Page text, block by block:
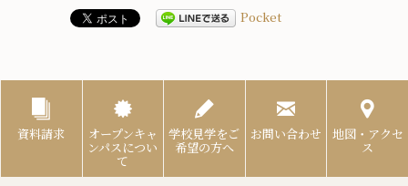
Pocket
資料請求 オープンキャ
ンパスについ
て
学校見学をご
希望の方へ
お問い合わせ 地図・アクセ
ス